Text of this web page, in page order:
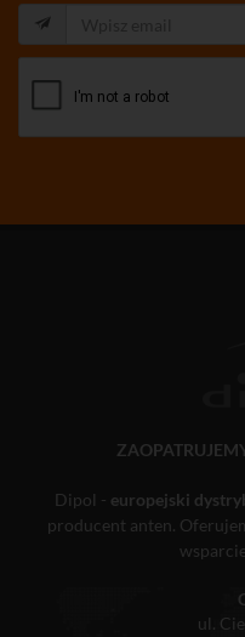
Dipol - europejski
producent anten.
ul.